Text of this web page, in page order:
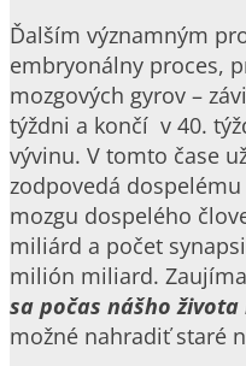
Ďalším významným
embryonálny proces,
mozgových gyrov –
týždni a končí v 40.
vývinu. V tomto čase
zodpovedá
mozgu dospelého
miliárd a počet
milión miliard.
sa počas nášho
možné nahradiť staré